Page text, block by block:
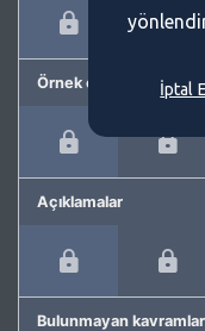
Örnek cümleler
Açıklamalar
Bulunmayan
İptal